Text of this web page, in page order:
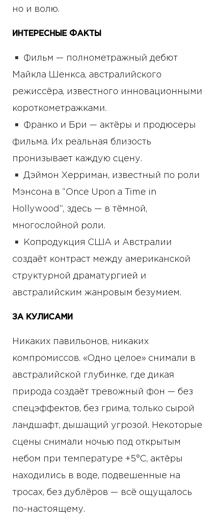
но и волю.
ИНТЕРЕСНЫЕ ФАКТЫ
Фильм — полнометражный дебют
Майкла Шенкса, австралийского
режиссёра, известного инновационными
короткометражками.
Франко и Бри — актёры и продюсеры
фильма. Их реальная близость
пронизывает каждую сцену.
Дэймон Херриман, известный по роли
Мэнсона в “Once Upon a Time in
Hollywood”, здесь — в тёмной,
многослойной роли.
Копродукция США и Австралии
создаёт контраст между американской
структурной драматургией и
австралийским жанровым безумием.
ЗА КУЛИСАМИ
Никаких павильонов, никаких
компромиссов. «Одно целое» снимали в
австралийской глубинке, где дикая
природа создаёт тревожный фон — без
спецэффектов, без грима, только сырой
ландшафт, дышащий угрозой. Некоторые
сцены снимали ночью под открытым
небом при температуре +5°C, актёры
находились в воде, подвешенные на
тросах, без дублёров — всё ощущалось
по-настоящему.